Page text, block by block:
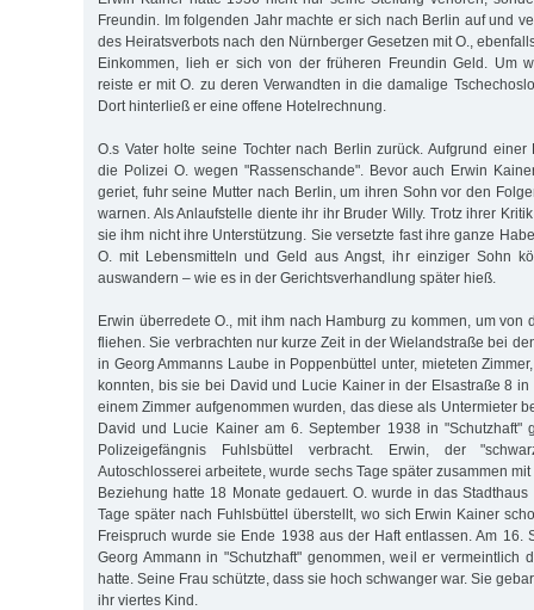
Freundin. Im folgenden Jahr machte er sich nach Berlin auf und
des Heiratsverbots nach den Nürnberger Gesetzen mit O.,
Einkommen, lieh er sich von der früheren Freundin Geld. Um
reiste er mit O. zu deren Verwandten in die damalige
Dort hinterließ er eine offene Hotelrechnung.
O.s Vater holte seine Tochter nach Berlin zurück. Aufgrund einer
die Polizei O. wegen "Rassenschande". Bevor auch Erwin
geriet, fuhr seine Mutter nach Berlin, um ihren Sohn vor den
warnen. Als Anlaufstelle diente ihr ihr Bruder Willy. Trotz ihrer
sie ihm nicht ihre Unterstützung. Sie versetzte fast ihre ganze
O. mit Lebensmitteln und Geld aus Angst, ihr einziger Sohn
auswandern – wie es in der Gerichtsverhandlung später hieß.
Erwin überredete O., mit ihm nach Hamburg zu kommen, um von
fliehen. Sie verbrachten nur kurze Zeit in der Wielandstraße bei
in Georg Ammanns Laube in Poppenbüttel unter, mieteten
konnten, bis sie bei David und Lucie Kainer in der Elsastraße 8
einem Zimmer aufgenommen wurden, das diese als Untermieter
David und Lucie Kainer am 6. September 1938 in "Schutzhaft"
Polizeigefängnis Fuhlsbüttel verbracht. Erwin, der
Autoschlosserei arbeitete, wurde sechs Tage später zusammen
Beziehung hatte 18 Monate gedauert. O. wurde in das
Tage später nach Fuhlsbüttel überstellt, wo sich Erwin Kainer
Freispruch wurde sie Ende 1938 aus der Haft entlassen. Am 16.
Georg Ammann in "Schutzhaft" genommen, weil er vermeintlich
hatte. Seine Frau schützte, dass sie hoch schwanger war. Sie
ihr viertes Kind.